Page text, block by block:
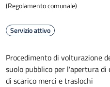
(Regolamento comunale)
Servizio attivo
Procedimento di volturazione
suolo pubblico per l'apertura
di scarico merci e traslochi